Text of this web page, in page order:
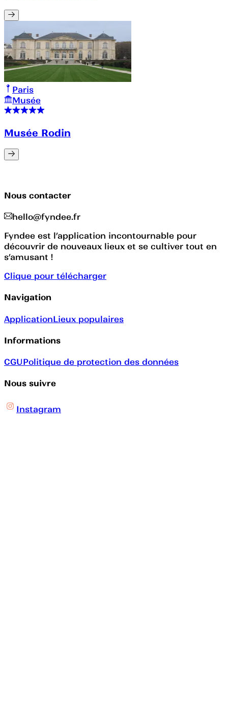
Paris
Musée
Musée Rodin
Nous contacter
hello@fyndee.fr
Fyndee est l’application incontournable pour
découvrir de nouveaux lieux et se cultiver tout en
s’amusant !
Clique pour télécharger
Navigation
ApplicationLieux populaires
Informations
CGUPolitique de protection des données
Nous suivre
Instagram